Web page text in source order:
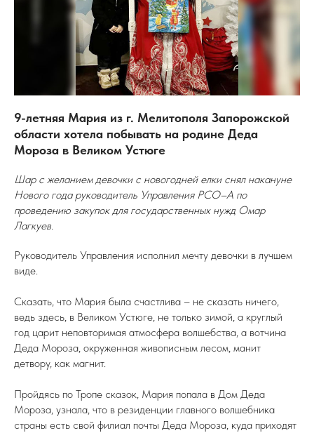
9-летняя Мария из г. Мелитополя Запорожской
области хотела побывать на родине Деда
Мороза в Великом Устюге
Шар с желанием девочки с новогодней елки снял накануне
Нового года руководитель Управления РСО–А по
проведению закупок для государственных нужд Омар
Лагкуев.
Руководитель Управления исполнил мечту девочки в лучшем
виде.
Сказать, что Мария была счастлива – не сказать ничего,
ведь здесь, в Великом Устюге, не только зимой, а круглый
год царит неповторимая атмосфера волшебства, а вотчина
Деда Мороза, окруженная живописным лесом, манит
детвору, как магнит.
Пройдясь по Тропе сказок, Мария попала в Дом Деда
Мороза, узнала, что в резиденции главного волшебника
страны есть свой филиал почты Деда Мороза, куда приходят